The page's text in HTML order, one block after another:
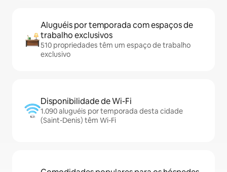
Aluguéis por temporada com espaços de
trabalho exclusivos
510 propriedades têm um espaço de trabalho
exclusivo
Disponibilidade de Wi-Fi
1.090 aluguéis por temporada desta cidade
(Saint-Denis) têm Wi-Fi